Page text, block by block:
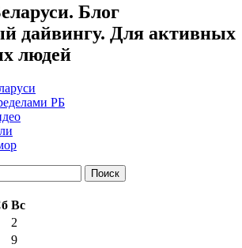
Блог
дайвингу. Для активных
людей
РБ
Вс
2
9